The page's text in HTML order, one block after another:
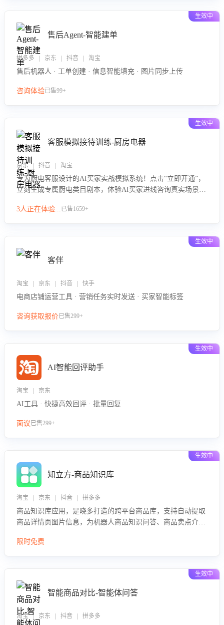
生效中
售后Agent-智能建单
拼多多 | 京东 | 抖音 | 淘宝
售后机器人 · 工单创建 · 信息智能填充 · 图片同步上传
咨询体验已售99+
生效中
客服模拟接待训练-厨房电器
京东 | 抖音 | 淘宝
专为厨电客服设计的AI买家实战模拟系统！点击“立即开通”，
立刻生成专属厨电类目剧本，体验AI买家进线咨询真实场景训
技巧！
3人正在体验...已售1659+
生效中
客伴
淘宝 | 京东 | 抖音 | 快手
电商店铺运营工具 · 营销任务实时发送 · 买家智能标签
咨询获取报价已售299+
生效中
AI智能回评助手
淘宝 | 京东
AI工具 · 快捷高效回评 · 批量回复
面议已售299+
生效中
知立方-商品知识库
淘宝 | 京东 | 抖音 | 拼多多
商品知识库应用，是晓多打造的跨平台商品库，支持自动提取
商品详情页图片信息，为机器人商品知识问答、商品卖点介绍
限时免费
生效中
智能商品对比-智能体问答
淘宝 | 京东 | 抖音 | 拼多多